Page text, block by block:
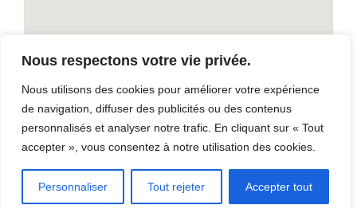
Nous respectons votre vie privée.
Nous utilisons des cookies pour améliorer votre expérience
de navigation, diffuser des publicités ou des contenus
personnalisés et analyser notre trafic. En cliquant sur « Tout
accepter », vous consentez à notre utilisation des cookies.
Personnaliser Tout rejeter Accepter tout
Salle Dussault
565, rue St-Patrick, Thetford Mines, G6G 5W1